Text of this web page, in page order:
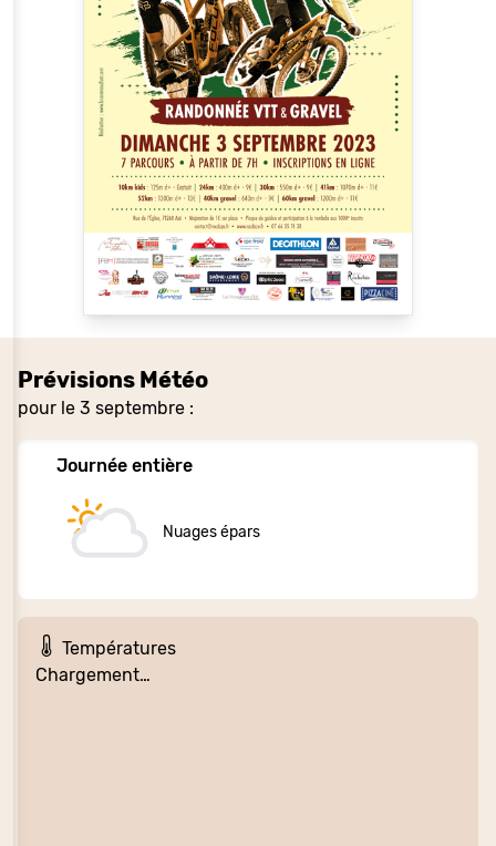
Prévisions Météo
pour le 3 septembre :
Journée entière
Nuages épars
Températures
Chargement…